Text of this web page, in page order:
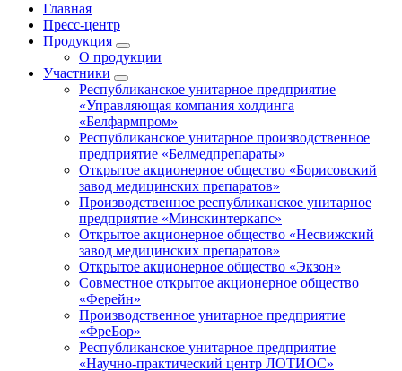
Главная
Пресс-центр
Продукция
О продукции
Участники
Республиканское унитарное предприятие
«Управляющая компания холдинга
«Белфармпром»
Республиканское унитарное производственное
предприятие «Белмедпрепараты»
Открытое акционерное общество «Борисовский
завод медицинских препаратов»
Производственное республиканское унитарное
предприятие «Минскинтеркапс»
Открытое акционерное общество «Несвижский
завод медицинских препаратов»
Открытое акционерное общество «Экзон»
Совместное открытое акционерное общество
«Ферейн»
Производственное унитарное предприятие
«ФреБор»
Республиканское унитарное предприятие
«Научно-практический центр ЛОТИОС»